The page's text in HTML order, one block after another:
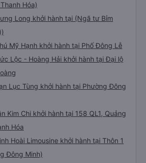
Hóa)
Long khởi hành tại (Ngã tư Bỉm
Mỹ Hạnh khởi hành tại Phố Đông Lễ
Lộc - Hoàng Hải khởi hành tại Đại lộ
Lục Tùng khởi hành tại Phường Đông
Kim Chi khởi hành tại 158 QL1, Quảng
Hóa
Hoài Limousine khởi hành tại Thôn 1
Đông Minh)